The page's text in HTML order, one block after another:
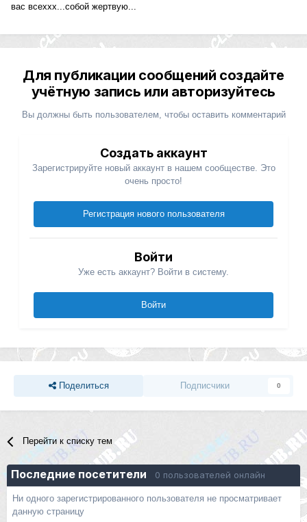
вас всеххх...собой жертвую...
Для публикации сообщений создайте
учётную запись или авторизуйтесь
Вы должны быть пользователем, чтобы оставить комментарий
Создать аккаунт
Зарегистрируйте новый аккаунт в нашем сообществе. Это
очень просто!
Регистрация нового пользователя
Войти
Уже есть аккаунт? Войти в систему.
Войти
Поделиться Подписчики 0
Перейти к списку тем
Последние посетители 0 пользователей онлайн
Ни одного зарегистрированного пользователя не просматривает
данную страницу